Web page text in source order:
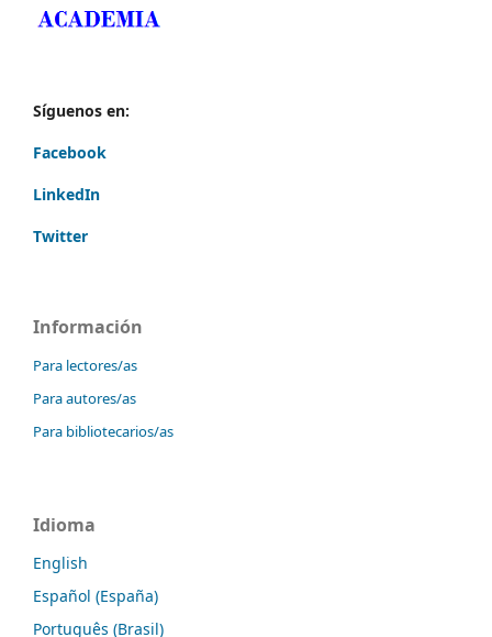
Síguenos en:
Facebook
LinkedIn
Twitter
Información
Para lectores/as
Para autores/as
Para bibliotecarios/as
Idioma
English
Español (España)
Português (Brasil)